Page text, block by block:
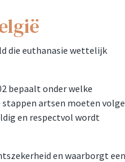
die euthanasie wettelijk
bepaalt onder welke
artsen moeten
en respectvol wordt
en waarborgt een